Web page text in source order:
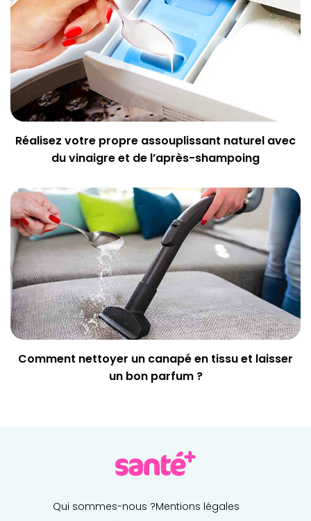
Réalisez votre propre assouplissant naturel avec
du vinaigre et de l’après-shampoing
Comment nettoyer un canapé en tissu et laisser
un bon parfum ?
Qui sommes-nous ?Mentions légales